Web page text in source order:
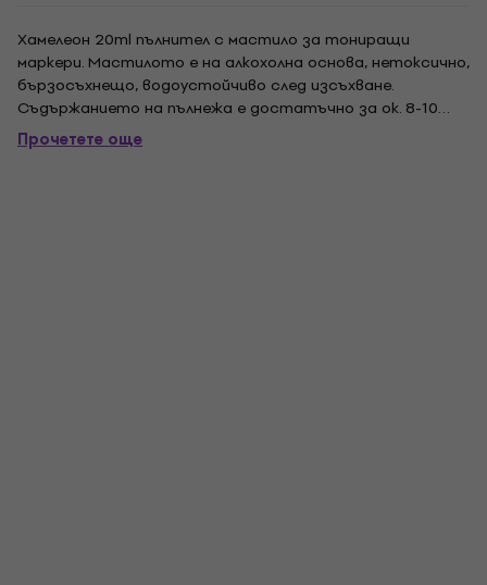
Хамелеон 20ml пълнител с мастило за тониращи
маркери. Мастилото е на алкохолна основа, нетоксично,
бързосъхнещо, водоустойчиво след изсъхване.
Съдържанието на пълнежа е достатъчно за ок. 8-10
пълнежи. Опаковката съдържа графични инструкции как
да процедирате при пълнене на маркера.
Прочетете още